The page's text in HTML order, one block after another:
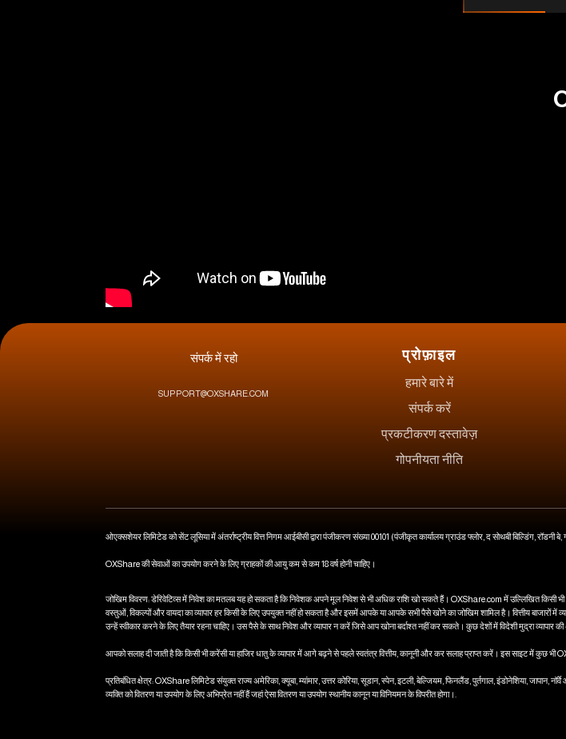
संपर्क में रहो
SUPPORT@OXSHARE.COM
प्रोफ़ाइल
हमारे बारे में
संपर्क करें
प्रकटीकरण दस्तावेज़
गोपनीयता नीति
ओएक्सशेयर लिमिटेड को सेंट लूसिया में अंतर्राष्ट्रीय वित्त निगम आईबीसी द्वारा पंजीकरण संख्या 00101 (पंजीकृत कार्यालय ग्राउंड फ्लोर, द सोथबी बिल्डिंग,
OXShare की सेवाओं का उपयोग करने के लिए ग्राहकों की आयु कम से कम 18 वर्ष होनी चाहिए।
जोखिम विवरण: डेरिवेटिव्स में निवेश का मतलब यह हो सकता है कि निवेशक अपने मूल निवेश से भी अधिक राशि खो सकते हैं। OXShare.com में उल्लिखित किसी भी
वस्तुओं, विकल्पों और वायदा का व्यापार हर किसी के लिए उपयुक्त नहीं हो सकता है और इसमें आपके या आपके सभी पैसे खोने का जोखिम शामिल है। वित्तीय बाजारों में
उन्हें स्वीकार करने के लिए तैयार रहना चाहिए। उस पैसे के साथ निवेश और व्यापार न करें जिसे आप खोना बर्दाश्त नहीं कर सकते। कुछ देशों में विदेशी मुद्रा
आपको सलाह दी जाती है कि किसी भी करेंसी या हाजिर धातु के व्यापार में आगे बढ़ने से पहले स्वतंत्र वित्तीय, कानूनी और कर सलाह प्राप्त करें। इस साइट में कुछ भी
प्रतिबंधित क्षेत्र: OXShare लिमिटेड संयुक्त राज्य अमेरिका, क्यूबा, म्यांमार, उत्तर कोरिया, सूडान, स्पेन, इटली, बेल्जियम, फिनलैंड, पुर्तगाल, इंडोनेशिया, जापान,
व्यक्ति को वितरण या उपयोग के लिए अभिप्रेत नहीं हैं जहां ऐसा वितरण या उपयोग स्थानीय कानून या विनियमन के विपरीत होगा।.